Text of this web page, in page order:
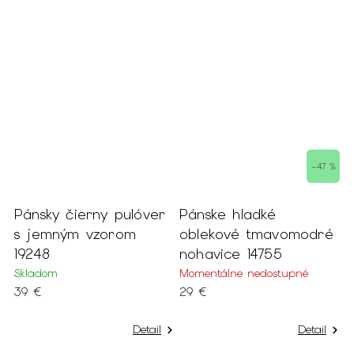
Pánsky čierny pulóver
s jemným vzorom
19248
Skladom
39 €
Detail
–47 %
Pánske hladké
oblekové tmavomodré
nohavice 14755
Momentálne nedostupné
29 €
Detail